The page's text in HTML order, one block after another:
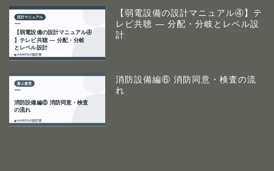
【弱電設備の設計マニュアル④】テ
レビ共聴 ― 分配・分岐とレベル設
計
消防設備編⑥ 消防同意・検査の流
れ